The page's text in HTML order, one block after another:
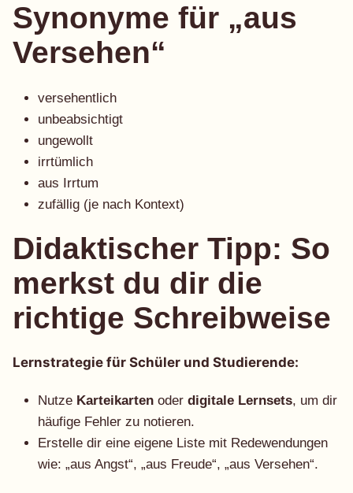
Synonyme für „aus
Versehen“
versehentlich
unbeabsichtigt
ungewollt
irrtümlich
aus Irrtum
zufällig (je nach Kontext)
Didaktischer Tipp: So
merkst du dir die
richtige Schreibweise
Lernstrategie für Schüler und Studierende:
Nutze Karteikarten oder digitale Lernsets, um dir
häufige Fehler zu notieren.
Erstelle dir eine eigene Liste mit Redewendungen
wie: „aus Angst“, „aus Freude“, „aus Versehen“.